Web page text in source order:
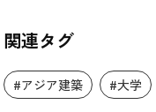
関連タグ
#アジア建築 #大学